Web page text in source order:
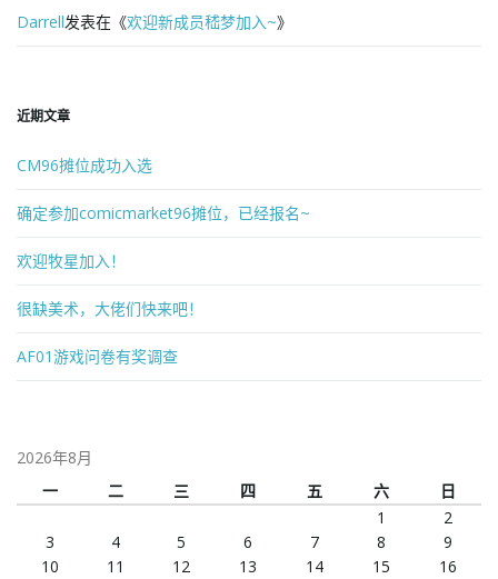
Darrell发表在《欢迎新成员嵇梦加入~》
近期文章
CM96摊位成功入选
确定参加comicmarket96摊位，已经报名~
欢迎牧星加入！
很缺美术，大佬们快来吧！
AF01游戏问卷有奖调查
2026年8月
一
二 三 四 五 六
日
1
2
3
4 5 6 7 8
9
10
11 12 13 14 15
16